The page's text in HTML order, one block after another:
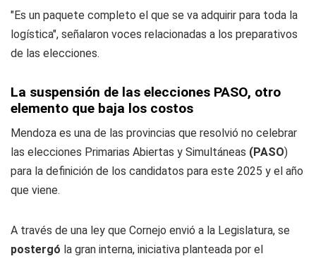
"Es un paquete completo el que se va adquirir para toda la
logística", señalaron voces relacionadas a los preparativos
de las elecciones.
La suspensión de las elecciones PASO, otro
elemento que baja los costos
Mendoza es una de las provincias que resolvió no celebrar
las elecciones Primarias Abiertas y Simultáneas (PASO)
para la definición de los candidatos para este 2025 y el año
que viene.
A través de una ley que Cornejo envió a la Legislatura, se
postergó la gran interna, iniciativa planteada por el